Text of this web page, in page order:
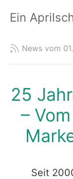
Ein
News vom
25
–
Seit